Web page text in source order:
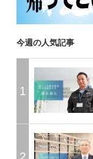
今週の人気記事
1